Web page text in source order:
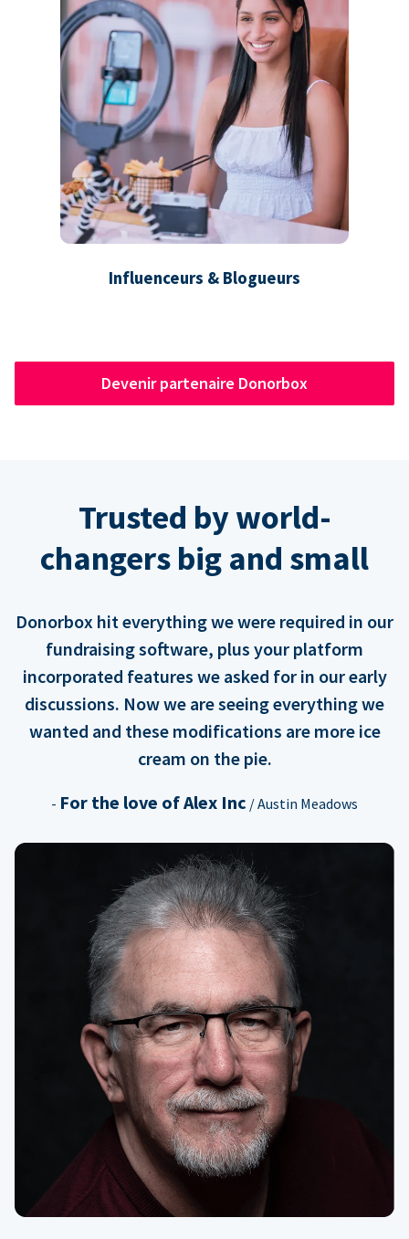
Influenceurs & Blogueurs
Devenir partenaire Donorbox
Trusted by world-
changers big and small
Donorbox hit everything we were required in our
fundraising software, plus your platform
incorporated features we asked for in our early
discussions. Now we are seeing everything we
wanted and these modifications are more ice
cream on the pie.
- For the love of Alex Inc / Austin Meadows